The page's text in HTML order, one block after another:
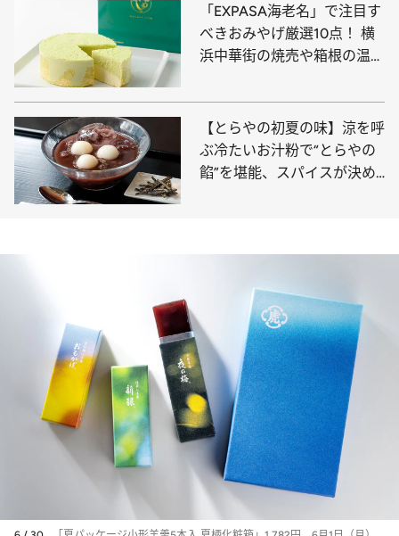
「EXPASA海老名」で注目す
べきおみやげ厳選10点！ 横
浜中華街の焼売や箱根の温泉
手がけるカレーまんやパイ菓
子など必見
【とらやの初夏の味】涼を呼
ぶ冷たいお汁粉で“とらやの
餡”を堪能、スパイスが決め